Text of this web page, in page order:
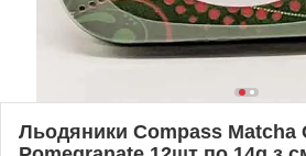
Льодяники Compass Matcha